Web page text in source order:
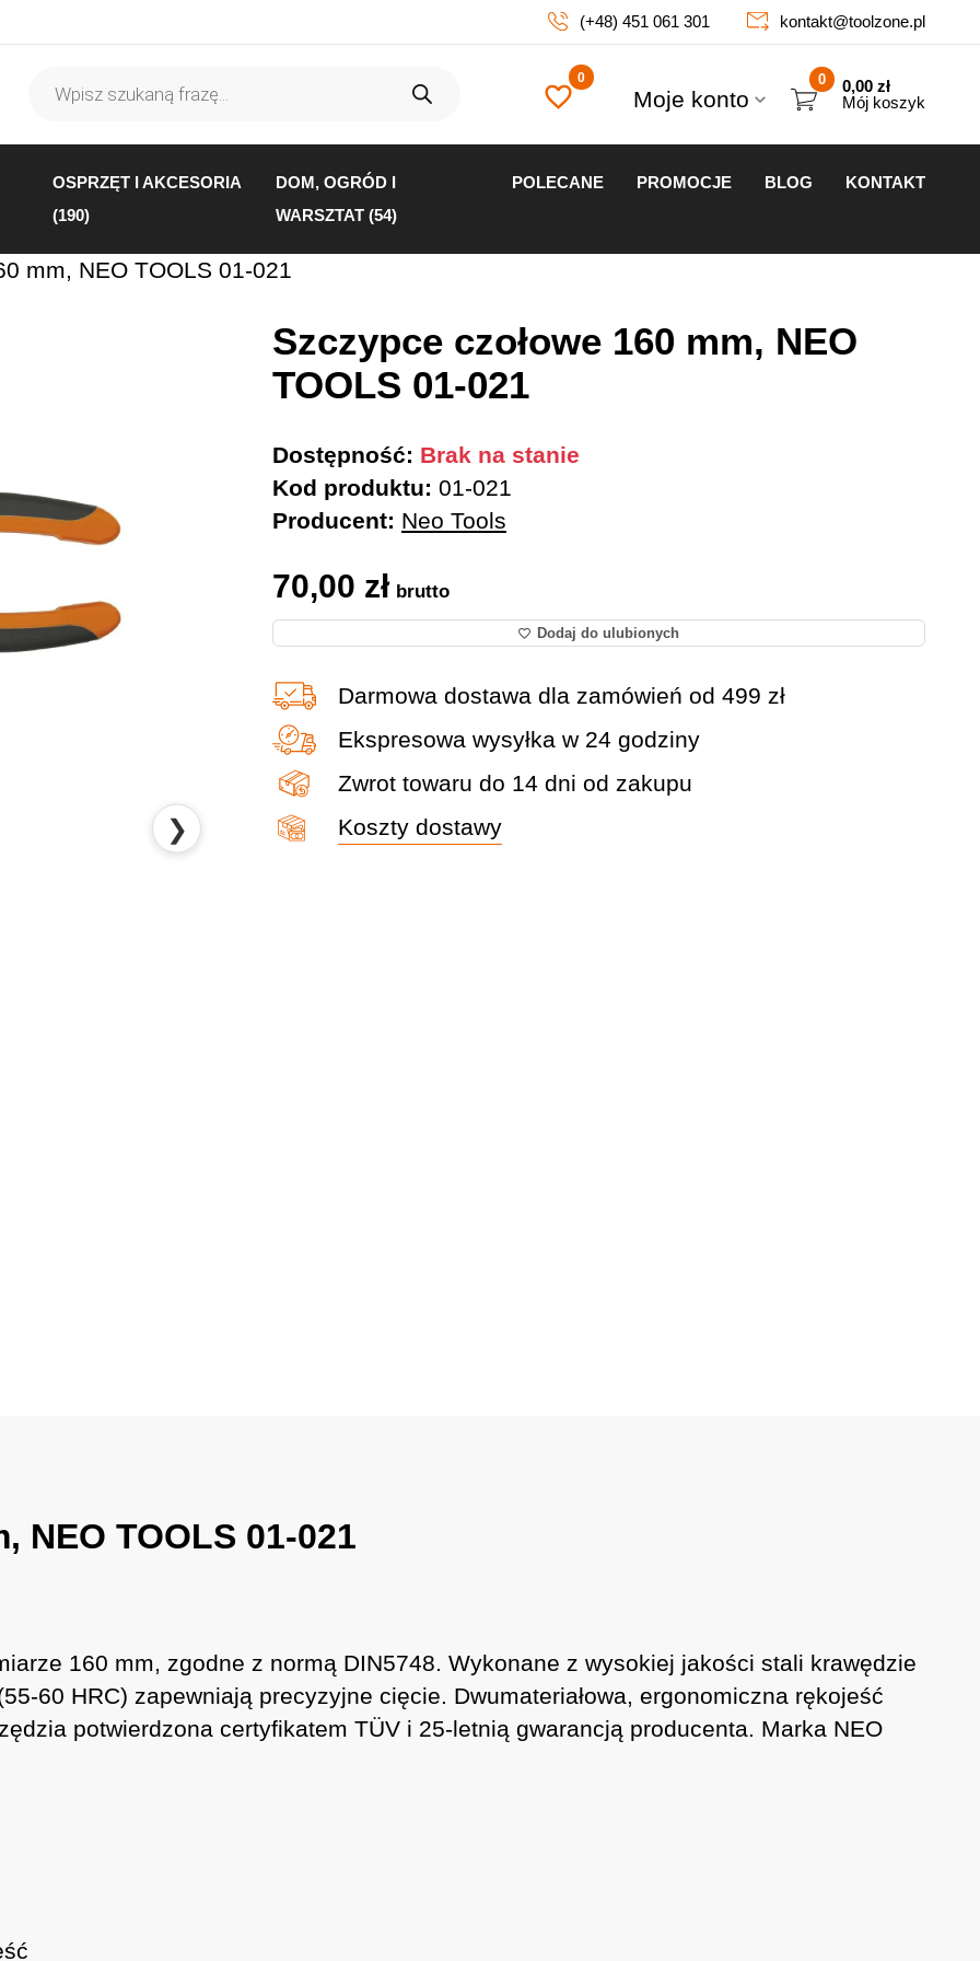
(+48) 451 061 301 kontakt@toolzone.pl
produktów
Moje konto
0,00 zł
Mój koszyk
0
OSPRZĘT I AKCESORIA
(190)
DOM, OGRÓD I
WARSZTAT (54)
POLECANE PROMOCJE BLOG KONTAKT
mm, NEO TOOLS 01-021
❯
Szczypce czołowe 160 mm, NEO
TOOLS 01-021
Dostępność: Brak na stanie
Kod produktu: 01-021
Producent: Neo Tools
70,00 zł brutto
Dodaj do ulubionych
Darmowa dostawa dla zamówień od 499 zł
Ekspresowa wysyłka w 24 godziny
Zwrot towaru do 14 dni od zakupu
Koszty dostawy
NEO TOOLS 01-021
160 mm, zgodne z normą DIN5748. Wykonane z wysokiej jakości stali krawędzie
60 HRC) zapewniają precyzyjne cięcie. Dwumateriałowa, ergonomiczna rękojeść
potwierdzona certyfikatem TÜV i 25-letnią gwarancją producenta. Marka NEO